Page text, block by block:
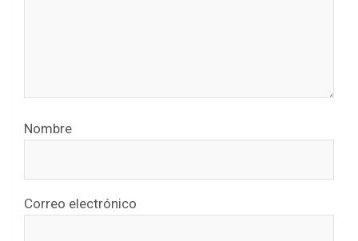
Nombre
Correo electrónico